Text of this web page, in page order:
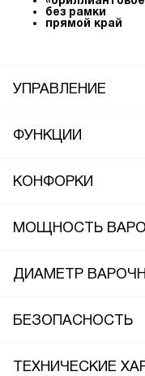
без рамки
прямой край
УПРАВЛЕНИЕ
ФУНКЦИИ
КОНФОРКИ
МОЩНОСТЬ
ДИАМЕТР
БЕЗОПАСНОСТЬ
ТЕХНИЧЕСКИЕ